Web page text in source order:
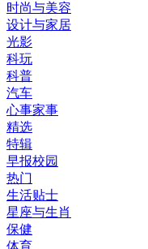
时尚与美容
设计与家居
光影
科玩
科普
汽车
心事家事
精选
特辑
早报校园
热门
生活贴士
星座与生肖
保健
体育